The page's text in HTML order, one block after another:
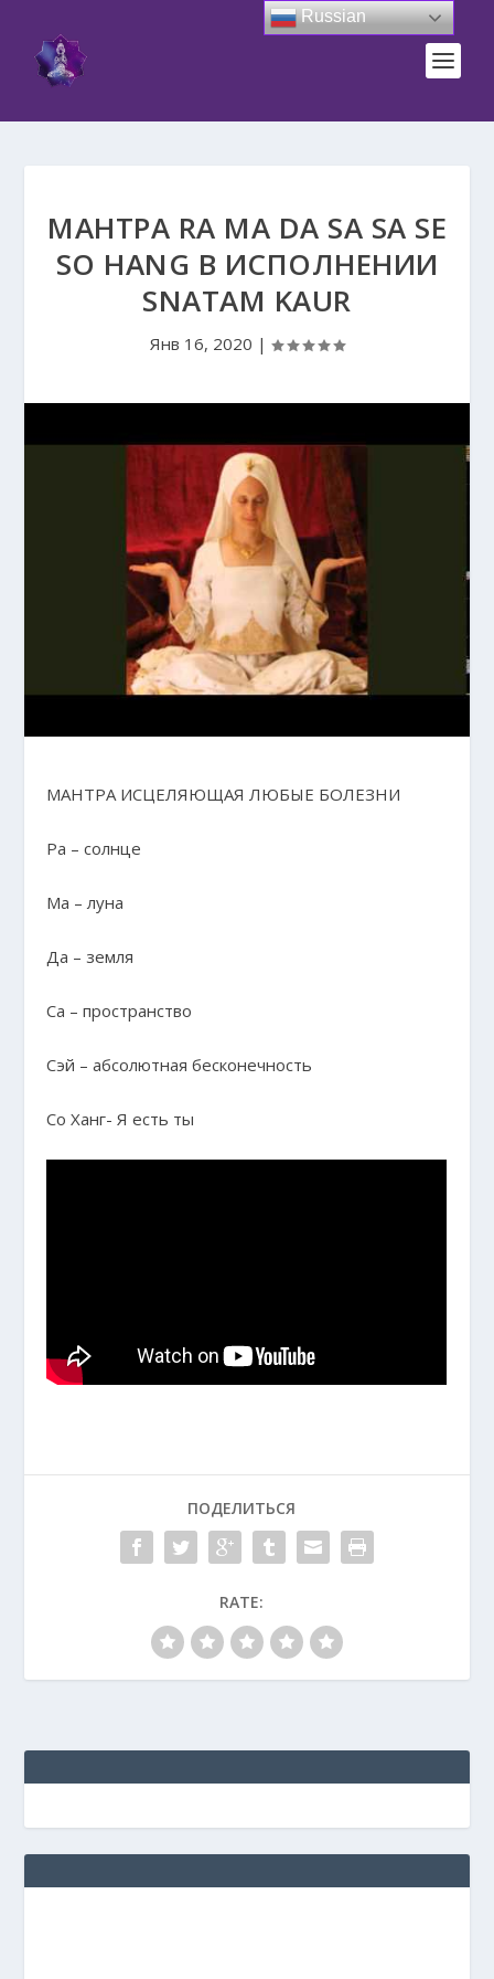
МАНТРА RA MA DA SA SA SE
SO HANG В ИСПОЛНЕНИИ
SNATAM KAUR
Янв 16, 2020 |
МАНТРА ИСЦЕЛЯЮЩАЯ ЛЮБЫЕ БОЛЕЗНИ
Ра – солнце
Ма – луна
Да – земля
Са – пространство
Сэй – абсолютная бесконечность
Со Ханг- Я есть ты
ПОДЕЛИТЬСЯ
RATE:
Russian